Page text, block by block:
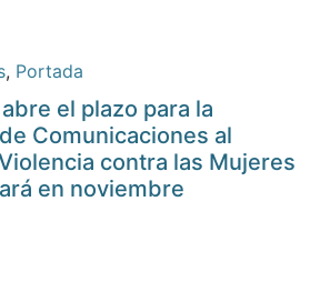
, Portada
el plazo para la
Comunicaciones al
contra las Mujeres
en noviembre